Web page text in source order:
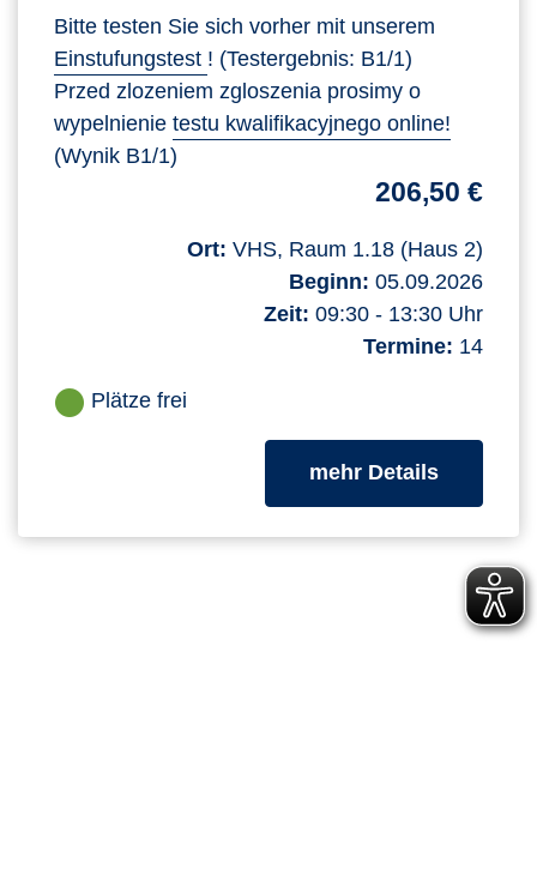
Bitte testen Sie sich vorher mit unserem
Einstufungstest ! (Testergebnis: B1/1)
Przed zlozeniem zgloszenia prosimy o
wypelnienie testu kwalifikacyjnego online!
(Wynik B1/1)
206,50 €
Ort: VHS, Raum 1.18 (Haus 2)
Beginn: 05.09.2026
Zeit: 09:30 - 13:30 Uhr
Termine: 14
Plätze frei
mehr Detailszum